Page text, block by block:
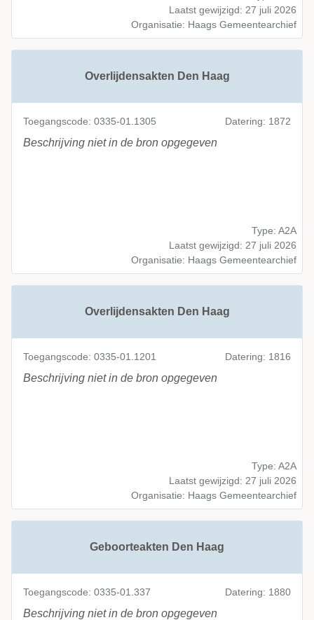
Laatst gewijzigd: 27 juli 2026
Organisatie: Haags Gemeentearchief
Overlijdensakten Den Haag
Toegangscode: 0335-01.1305 Datering: 1872
Beschrijving niet in de bron opgegeven
Type: A2A
Laatst gewijzigd: 27 juli 2026
Organisatie: Haags Gemeentearchief
Overlijdensakten Den Haag
Toegangscode: 0335-01.1201 Datering: 1816
Beschrijving niet in de bron opgegeven
Type: A2A
Laatst gewijzigd: 27 juli 2026
Organisatie: Haags Gemeentearchief
Geboorteakten Den Haag
Toegangscode: 0335-01.337 Datering: 1880
Beschrijving niet in de bron opgegeven